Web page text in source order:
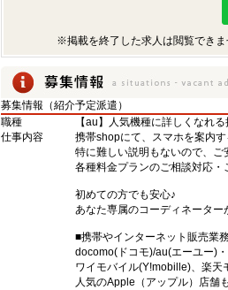
※掲載を終了した求人は閲覧できま
募集情報（紹介予定派遣）
職種
【au】人気機種に詳しくなれ
仕事内容
携帯shopにて、スマホを案内す
特に難しい説明もないので、ご
各種料金プランのご相談対応・
初めての方でも安心♪
あなた専属のコーディネータ
■携帯やインターネット販売業
docomo(ドコモ)/au(エーユー)
ワイモバイル(Y!mobille)、楽天
人気のApple（アップル）店舗